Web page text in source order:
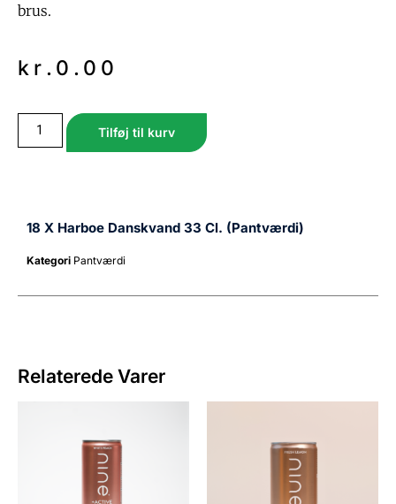
brus.
kr. 0.00
Tilføj til kurv
18 X Harboe Danskvand 33 Cl. (pantværdi)
Kategori Pantværdi
Relaterede Varer